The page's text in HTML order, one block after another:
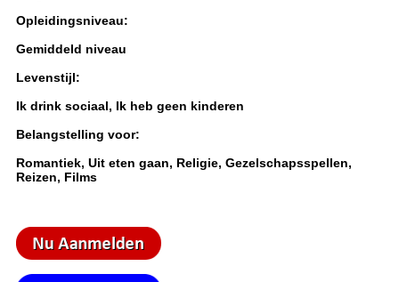
Opleidingsniveau:
Gemiddeld niveau
Levenstijl:
Ik drink sociaal, Ik heb geen kinderen
Belangstelling voor:
Romantiek, Uit eten gaan, Religie, Gezelschapsspellen,
Reizen, Films